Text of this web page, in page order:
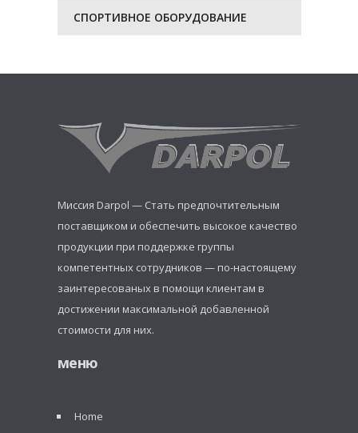
СПОРТИВНОЕ ОБОРУДОВАНИЕ
Миссия Darpol — Стать предпочтительным
поставщиком и обеспечить высокое качество
продукции при поддержке группы
компетентных сотрудников — по-настоящему
заинтересованых в помощи клиентам в
достижении максимальной добавленной
стоимости для них.
меню
Home